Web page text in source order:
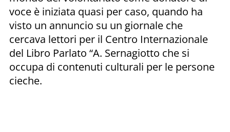
voce è iniziata quasi per caso, quando ha
visto un annuncio su un giornale che
cercava lettori per il Centro Internazionale
del Libro Parlato “A. Sernagiotto che si
occupa di contenuti culturali per le persone
cieche.